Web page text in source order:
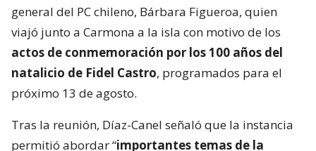
general del PC chileno, Bárbara Figueroa, quien
viajó junto a Carmona a la isla con motivo de los
actos de conmemoración por los 100 años del
natalicio de Fidel Castro, programados para el
próximo 13 de agosto.
Tras la reunión, Díaz-Canel señaló que la instancia
permitió abordar “importantes temas de la